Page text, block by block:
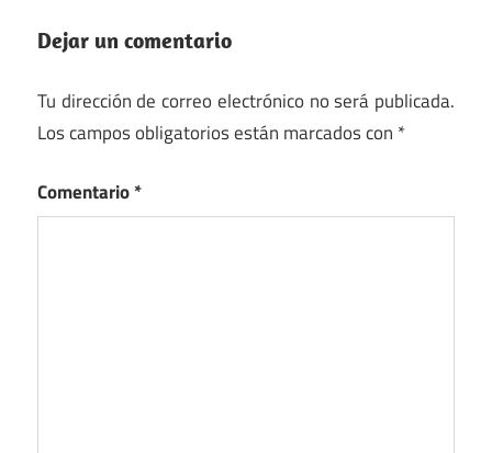
Dejar un comentario
Tu dirección de correo electrónico no será publicada.
Los campos obligatorios están marcados con *
Comentario*